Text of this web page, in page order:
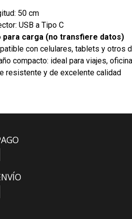
50 cm
USB a Tipo C
para carga (no transfiere datos)
con celulares, tablets y otros
compacto: ideal para viajes,
resistente y de excelente calidad